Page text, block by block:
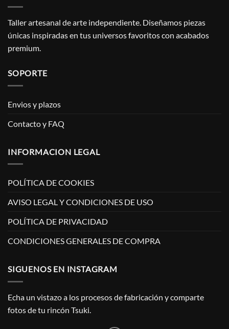
Taller artesanal de arte independiente. Diseñamos piezas
únicas inspiradas en tus universos favoritos con acabados
premium.
SOPORTE
Envios y plazos
Contacto y FAQ
INFORMACION LEGAL
POLÍTICA DE COOKIES
AVISO LEGAL Y CONDICIONES DE USO
POLÍTICA DE PRIVACIDAD
CONDICIONES GENERALES DE COMPRA
SIGUENOS EN INSTAGRAM
Echa un vistazo a los procesos de fabricación y comparte
fotos de tu rincón Tsuki.